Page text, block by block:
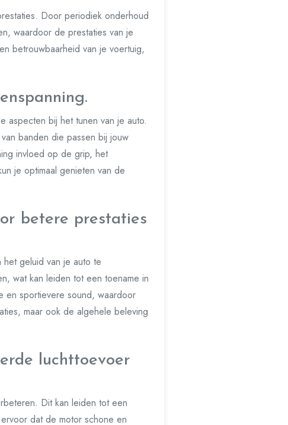
Door periodiek onderhoud
waardoor de prestaties van je
betrouwbaarheid van je voertuig,
aspecten bij het tunen van je auto.
banden die passen bij jouw
invloed op de grip, het
je optimaal genieten van de
betere prestaties
geluid van je auto te
wat kan leiden tot een toename in
en sportievere sound, waardoor
maar ook de algehele beleving
luchttoevoer
Dit kan leiden tot een
dat de motor schone en